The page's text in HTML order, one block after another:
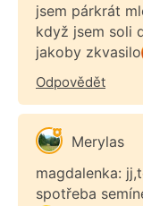
jsem párkrát
když jsem soli
jakoby zkvasilo
Odpovědět
Merylas
magdalenka:
spotřeba